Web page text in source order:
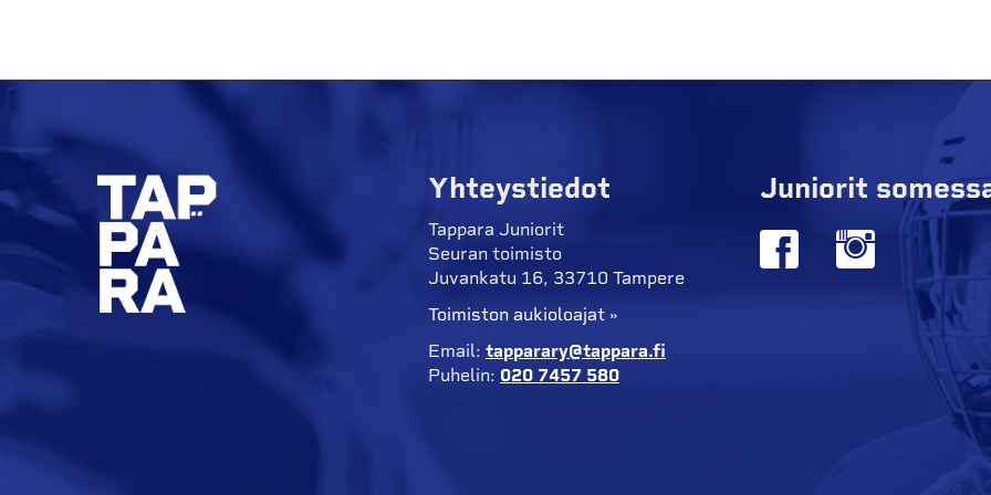
Yhteystiedot
Tappara Juniorit
Seuran toimisto
Juvankatu 16, 33710 Tampere
Toimiston aukioloajat »
Email: tapparary@tappara.fi
Puhelin: 020 7457 580
Juniorit